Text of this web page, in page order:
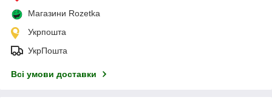
Магазини Rozetka
Укрпошта
УкрПошта
Всі умови доставки